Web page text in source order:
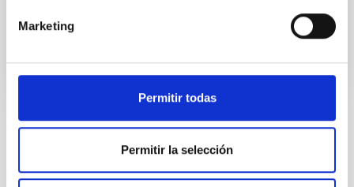
Marketing
Permitir todas
Permitir la selección
Entradas recientes
Trío de eclipses 2026-2028: Una oportunidad histórica